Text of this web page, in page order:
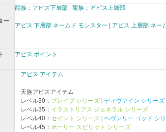
ー
龍族：アビス下層部 龍族：アビス上層部
アビス 下層部 ネームド モンスター アビス 上層部 ネー
アビス ポイント
アビス アイテム
天族アビスアイテム
レベル30： ブレイブ シリーズ ディヴァイン シリーズ
レベル35： イラストリアス ジェネラル シリーズ
レベル40： セイント シリーズ ヘヴンリー ゴッド シ
レベル45： ホーリー スピリット シリーズ